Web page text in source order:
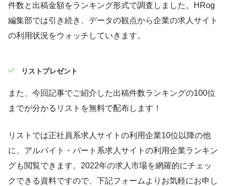
件数と出稿金額をランキング形式で調査しました。HRog
編集部では引き続き、データの観点から企業の求人サイト
の利用状況をウォッチしていきます。
リストプレゼント
また、今回記事でご紹介した出稿件数ランキングの100位
までが分かるリストを無料で配布します！
リストでは正社員系求人サイトの利用企業10位以降の他
に、アルバイト・パート系求人サイトの利用企業ランキン
グも閲覧できます。2022年の求人市場を網羅的にチェッ
クできる資料ですので、下記フォームよりお気軽にお申し